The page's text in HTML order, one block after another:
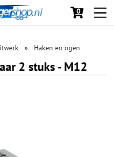
0
Haken en ogen
2 stuks - M12